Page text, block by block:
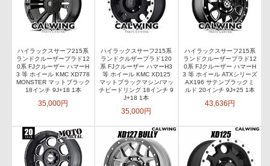
ハイラックスサーフ215系
ランドクルーザープラド12
0系 FJクルーザー ハマーH
3 等 ホイール KMC XD778
MONSTER マットブラック
18インチ 9J+18 1本
35,000円
ハイラックスサーフ215系
ランドクルザープラド120
系 FJクルーザー ハマーH3
等 ホイール KMC XD125
マットブラックマシン/マッ
チビードリング 18インチ 9
J+18 1本
35,000円
ハイラックスサーフ215系
ランドクルーザープラド12
0系 FJクルーザー ハマーH
3 等 ホイール ATXシリーズ
AX196 サテンブラックミ
ルド 20インチ 9J+25 1本
43,636円